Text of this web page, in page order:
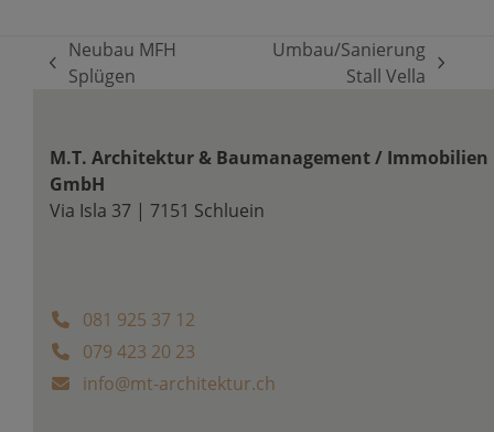
vorheriger
Neubau MFH
Splügen
Umbau/Sanierung
Stall Vella
M.T. Architektur & Baumanagement / Immobilien
GmbH
Via Isla 37 | 7151 Schluein
081 925 37 12
079 423 20 23
info@mt-architektur.ch